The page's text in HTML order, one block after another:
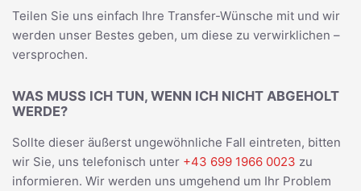
Teilen Sie uns einfach Ihre Transfer-Wünsche mit und wir
werden unser Bestes geben, um diese zu verwirklichen –
versprochen.
WAS MUSS ICH TUN, WENN ICH NICHT ABGEHOLT
WERDE?
Sollte dieser äußerst ungewöhnliche Fall eintreten, bitten
wir Sie, uns telefonisch unter +43 699 1966 0023 zu
informieren. Wir werden uns umgehend um Ihr Problem